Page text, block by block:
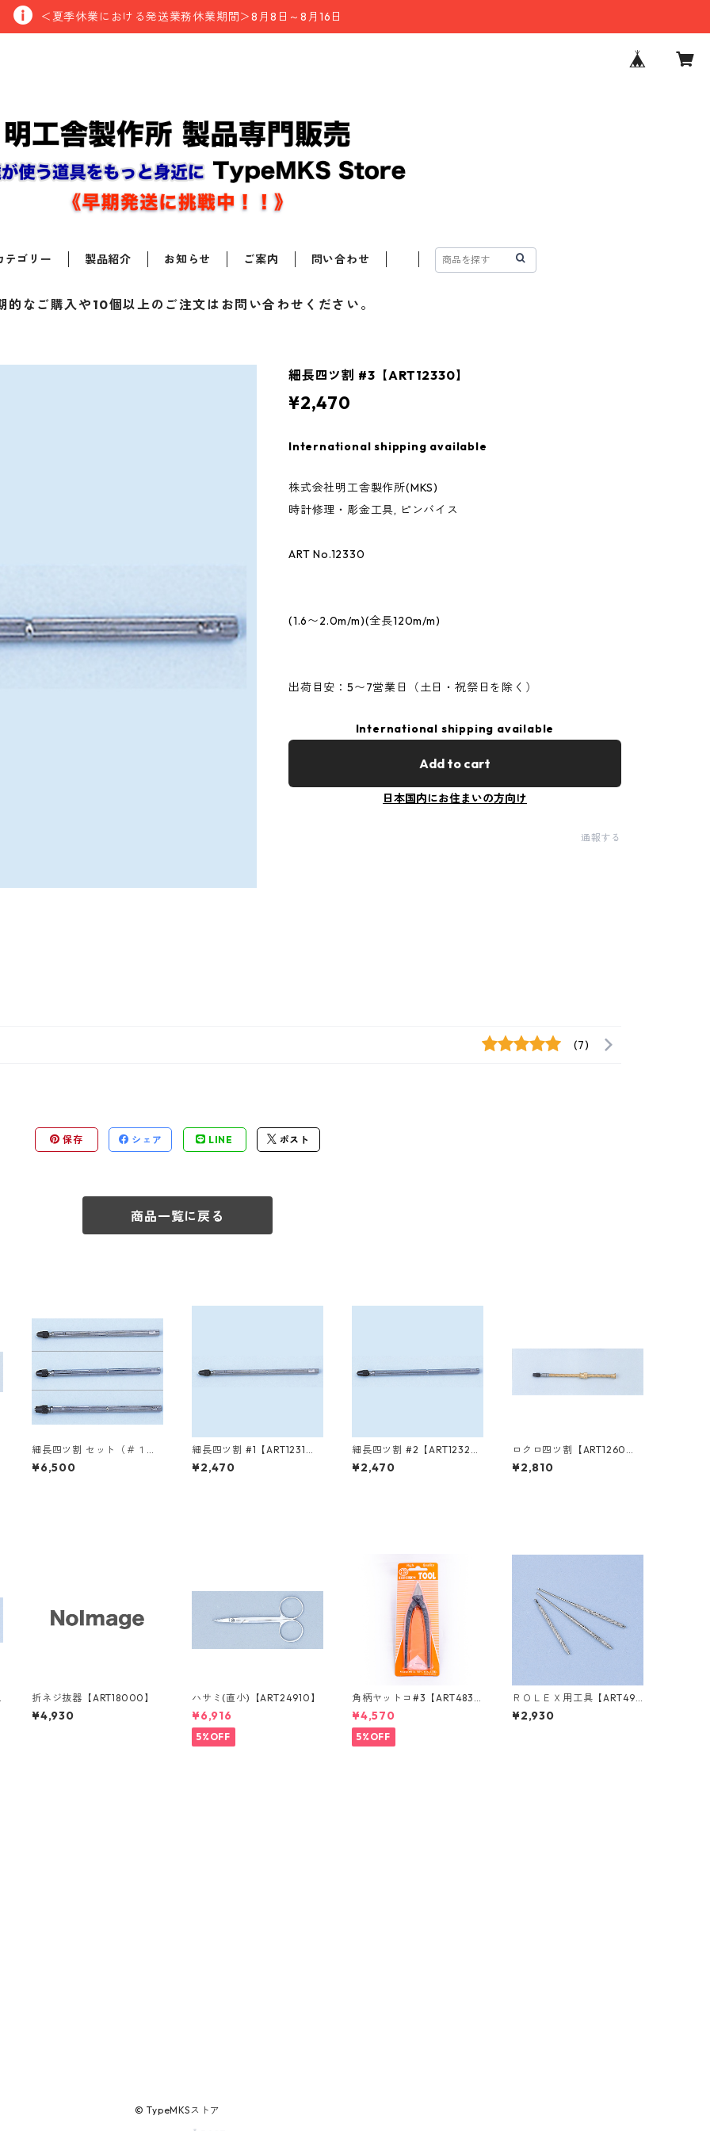
＜夏季休業における発送業務休業期間＞8月8日～8月16日
テゴリー 製品紹介 お知らせ ご案内 問い合わせ
的なご購入や10個以上のご注文はお問い合わせください。
細長四ツ割 #3【ART12330】
¥2,470
International shipping available
株式会社明工舎製作所(MKS)
時計修理・彫金工具, ピンバイス
ART No.12330
(1.6〜2.0m/m)(全長120m/m)
出荷目安：5〜7営業日（土日・祝祭日を除く）
International shipping available
Add to cart
日本国内にお住まいの方向け
通報する
(7)
保存 シェア LINE ポスト
商品一覧に戻る
細長四ツ割 セット（＃１，
＃２，＃３）【ART1230
0】
¥6,500
細長四ツ割 #1【ART1231
0】
¥2,470
細長四ツ割 #2【ART1232
0】
¥2,470
ロクロ四ツ割【ART1260
0】
¥2,810
折ネジ抜器【ART18000】
¥4,930
ハサミ(直小)【ART24910】
¥6,916
5%OFF
角柄ヤットコ#3【ART4835
0】
¥4,570
5%OFF
ＲＯＬＥＸ用工具【ART492
00】
¥2,930
© TypeMKSストア